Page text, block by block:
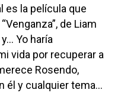
es la película que
de Liam
Yo haría
vida por recuperar a
Rosendo,
él y cualquier tema…